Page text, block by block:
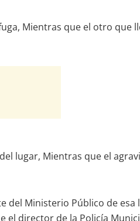
Mientras que el otro que
lugar, Mientras que el
del Ministerio Público de esa
el director de la Policía